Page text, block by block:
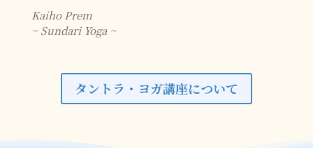
Kaiho Prem
~ Sundari Yoga ~
タントラ・ヨガ講座について